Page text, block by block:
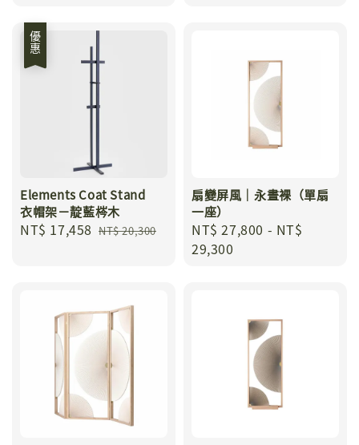
優惠
Elements Coat Stand
衣帽架－靛藍梣木
Sale
NT$ 17,458 Regular
NT$ 20,300
扇變屏風｜永晝裸（單扇
一座）
Regular
price
NT$ 27,800 - NT$
29,300